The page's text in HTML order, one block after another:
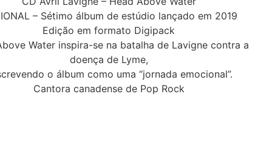
– Sétimo álbum de estúdio lançado em 2019
Edição em formato Digipack
Water inspira-se na batalha de Lavigne contra a
doença de Lyme,
o álbum como uma “jornada emocional”.
Cantora canadense de Pop Rock